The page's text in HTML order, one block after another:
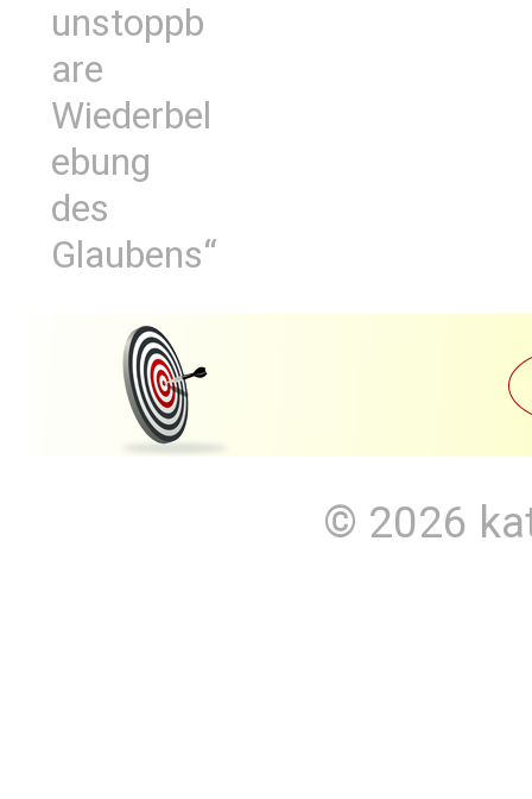
unstoppb
are
Wiederbel
ebung
des
Glaubens“
© 2026